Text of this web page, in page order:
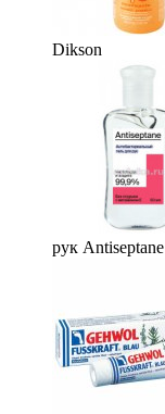
Dikson
рук Antiseptane